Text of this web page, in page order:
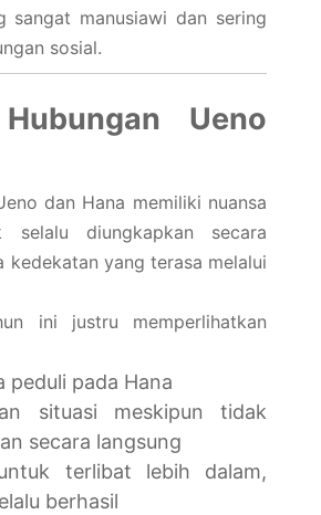
sangat manusiawi dan sering
sosial.
Ueno
dan Hana memiliki nuansa
diungkapkan secara
kedekatan yang terasa melalui
ini justru memperlihatkan
peduli pada Hana
situasi meskipun tidak
secara langsung
terlibat lebih dalam,
berhasil